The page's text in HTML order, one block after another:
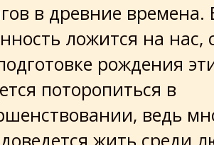
в древние времена.
ложится на
рождения
поторопиться в
ведь
жить среди